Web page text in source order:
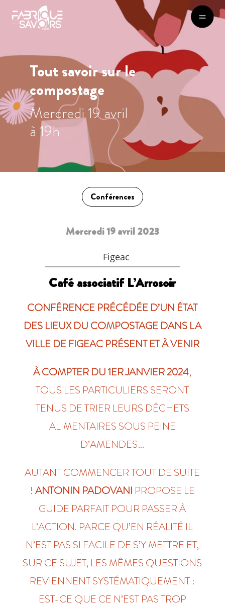
Tout savoir sur le
compostage
Mercredi 19 avril
à 19h
Conférences
Mercredi 19 avril 2023
Figeac
Café associatif L’Arrosoir
CONFÉRENCE PRÉCÉDÉE D’UN ÉTAT
DES LIEUX DU COMPOSTAGE DANS LA
VILLE DE FIGEAC PRÉSENT ET À VENIR
À COMPTER DU 1ER JANVIER 2024,
TOUS LES PARTICULIERS SERONT
TENUS DE TRIER LEURS DÉCHETS
ALIMENTAIRES SOUS PEINE
D’AMENDES…
AUTANT COMMENCER TOUT DE SUITE
! ANTONIN PADOVANI PROPOSE LE
GUIDE PARFAIT POUR PASSER À
L’ACTION. PARCE QU’EN RÉALITÉ IL
N’EST PAS SI FACILE DE S’Y METTRE ET,
SUR CE SUJET, LES MÊMES QUESTIONS
REVIENNENT SYSTÉMATIQUEMENT :
EST-CE QUE CE N’EST PAS TROP